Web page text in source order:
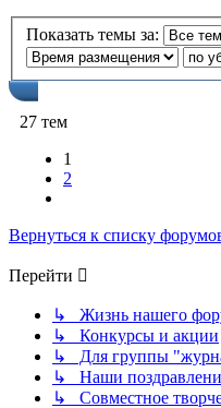
Показать темы за:
27 тем
1
2
Вернуться к списку
Перейти
↳ Жизнь нашего
↳ Конкурсы и акции
↳ Для группы
↳ Наши
↳ Совместное